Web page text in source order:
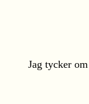
Jag tycker